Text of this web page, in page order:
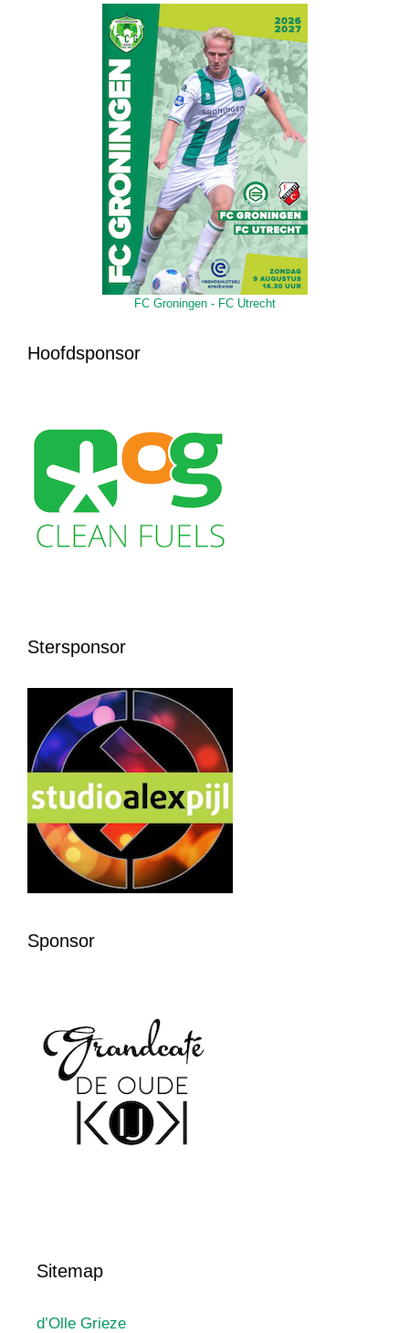
FC Groningen - FC Utrecht
Hoofdsponsor
Stersponsor
Sponsor
Sitemap
d’Olle Grieze